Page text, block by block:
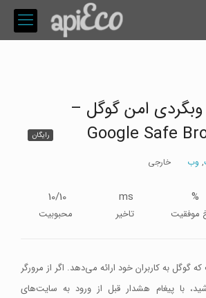
امن گوگل –
Google Safe
رایگان
, وب خارجی
10/10
محبوبیت
ms
تاخیر
%
موفقیت
به کاربران خود ارائه می‌دهد. اگر از مرورگر
با پیغام هشدار قبل از ورود به سایت‌های